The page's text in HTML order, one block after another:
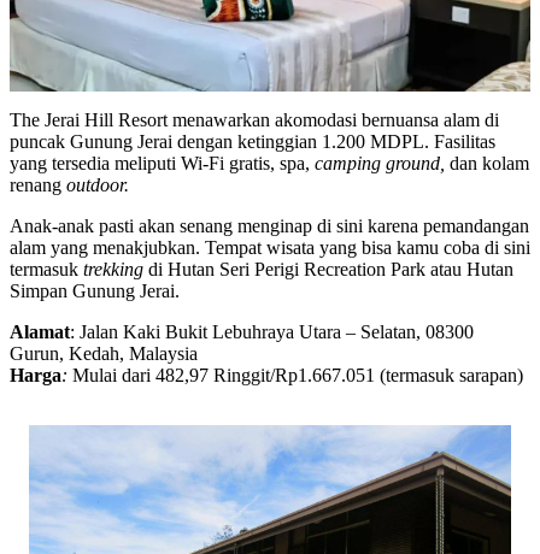
The Jerai Hill Resort menawarkan akomodasi bernuansa alam di
puncak Gunung Jerai dengan ketinggian 1.200 MDPL. Fasilitas
yang tersedia meliputi Wi-Fi gratis, spa, camping ground, dan kolam
renang outdoor.
Anak-anak pasti akan senang menginap di sini karena pemandangan
alam yang menakjubkan. Tempat wisata yang bisa kamu coba di sini
termasuk trekking di Hutan Seri Perigi Recreation Park atau Hutan
Simpan Gunung Jerai.
Alamat: Jalan Kaki Bukit Lebuhraya Utara – Selatan, 08300
Gurun, Kedah, Malaysia
Harga: Mulai dari 482,97 Ringgit/Rp1.667.051 (termasuk sarapan)